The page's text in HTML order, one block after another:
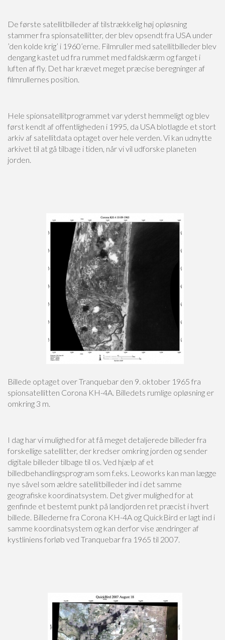
De første satellitbilleder af tilstrækkelig høj opløsning
stammer fra spionsatellitter, der blev opsendt fra USA under
’den kolde krig’ i 1960’erne. Filmruller med satellitbilleder blev
dengang kastet ud fra rummet med faldskærm og fanget i
luften af fly. Det har krævet meget præcise beregninger af
filmrullernes position.
Hele spionsatellitprogrammet var yderst hemmeligt og blev
først kendt af offentligheden i 1995, da USA blotlagde et stort
arkiv af satellitdata optaget over hele verden. Vi kan udnytte
arkivet til at gå tilbage i tiden, når vi vil udforske planeten
jorden.
Billede optaget over Tranquebar den 9. oktober 1965 fra
spionsatellitten Corona KH-4A. Billedets rumlige opløsning er
omkring 3 m.
I dag har vi mulighed for at få meget detaljerede billeder fra
forskellige satellitter, der kredser omkring jorden og sender
digitale billeder tilbage til os. Ved hjælp af et
billedbehandlingsprogram som f.eks. Leoworks kan man lægge
nye såvel som ældre satellitbilleder ind i det samme
geografiske koordinatsystem. Det giver mulighed for at
genfinde et bestemt punkt på landjorden ret præcist i hvert
billede. Billederne fra Corona KH-4A og QuickBird er lagt ind i
samme koordinatsystem og kan derfor vise ændringer af
kystliniens forløb ved Tranquebar fra 1965 til 2007.